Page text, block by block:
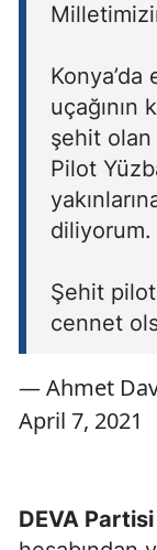
Konya’da
uçağının
şehit olan
Pilot
diliyorum.
Şehit
cennet
— Ahmet
April 7, 2021
DEVA